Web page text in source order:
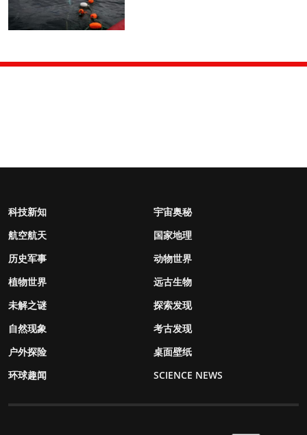
科技新知
宇宙奥秘
航空航天
国家地理
历史军事
动物世界
植物世界
远古生物
未解之谜
探索发现
自然现象
考古发现
户外探险
桌面壁纸
环球趣闻
SCIENCE NEWS